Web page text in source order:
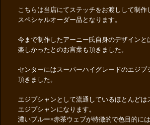
こちらは当店にてステッチをお渡しして制
スペシャルオーダー品となります。
今まで制作したアーニー氏自身のデザイン
楽しかったとのお言葉も頂きました。
センターにはスーパーハイグレードのエジ
頂きました。
エジプシャンとして流通しているほとんど
エジプシャンになります。
濃いブルー×赤茶ウェブが特徴的で色目的に